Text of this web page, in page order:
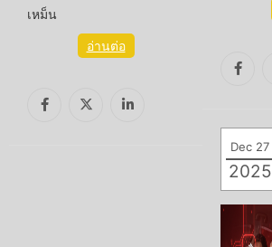
เหม็น
อ่านต่อ
Dec 27
2025